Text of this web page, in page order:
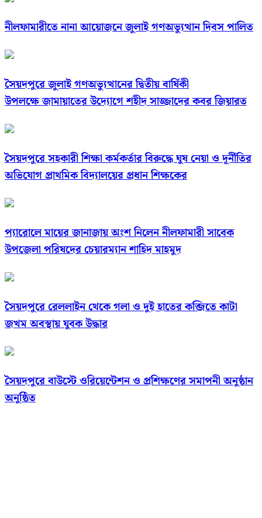
নীলফামারীতে নানা আয়োজনে জুলাই গণঅভ্যুত্থান দিবস পালিত
সৈয়দপুরে জুলাই গণঅভ্যুত্থানের দ্বিতীয় বার্ষিকী
উপলক্ষে জামায়াতের উদ্যোগে শহীদ সাজ্জাদের কবর জিয়ারত
সৈয়দপুরে সহকারী শিক্ষা কর্মকর্তার বিরুদ্ধে ঘুষ নেয়া ও দূর্নীতির
অভিযোগ প্রাথমিক বিদ্যালয়ের প্রধান শিক্ষকের
প্যারোলে মায়ের জানাজায় অংশ নিলেন নীলফামারী সাবেক
উপজেলা পরিষদের চেয়ারম্যান শাহিদ মাহমুদ
সৈয়দপুরে রেললাইন থেকে গলা ও দুই হাতের কব্জিতে কাটা
জখম অবস্থায় যুবক উদ্ধার
সৈয়দপুরে বাউস্টে ওরিয়েন্টেশন ও প্রশিক্ষণের সমাপনী অনুষ্ঠান
অনুষ্ঠিত